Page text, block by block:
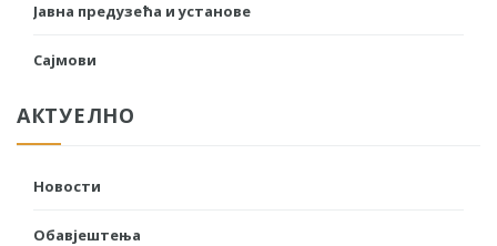
Јавна предузећа и установе
Сајмови
АКТУЕЛНО
Новости
Обавјештења